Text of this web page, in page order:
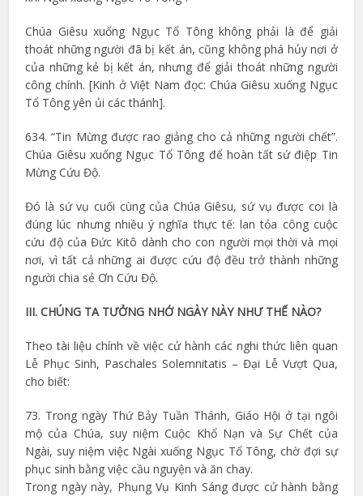
Chúa Giêsu xuống Ngục Tổ Tông không phải là để giải
thoát những người đã bị kết án, cũng không phá hủy nơi ở
của những kẻ bị kết án, nhưng để giải thoát những người
công chính. [Kinh ở Việt Nam đọc: Chúa Giêsu xuống Ngục
Tổ Tông yên ủi các thánh].
634. “Tin Mừng được rao giảng cho cả những người chết”.
Chúa Giêsu xuống Ngục Tổ Tông để hoàn tất sứ điệp Tin
Mừng Cứu Độ.
Đó là sứ vụ cuối cùng của Chúa Giêsu, sứ vụ được coi là
đúng lúc nhưng nhiều ý nghĩa thực tế: lan tỏa công cuộc
cứu độ của Đức Kitô dành cho con người mọi thời và mọi
nơi, vì tất cả những ai được cứu độ đều trở thành những
người chia sẻ Ơn Cứu Độ.
III. CHÚNG TA TƯỞNG NHỚ NGÀY NÀY NHƯ THẾ NÀO?
Theo tài liệu chính về việc cử hành các nghi thức liên quan
Lễ Phục Sinh, Paschales Solemnitatis – Đại Lễ Vượt Qua,
cho biết:
73. Trong ngày Thứ Bảy Tuần Thánh, Giáo Hội ở tại ngôi
mộ của Chúa, suy niệm Cuộc Khổ Nạn và Sự Chết của
Ngài, suy niệm việc Ngài xuống Ngục Tổ Tông, chờ đợi sự
phục sinh bằng việc cầu nguyện và ăn chay.
Trong ngày này, Phụng Vụ Kinh Sáng được cử hành bằng